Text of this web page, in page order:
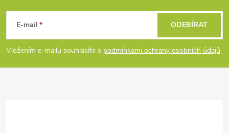
p
E-mail
Vložením e-mailu souhlasíte s podmínkami ochrany osobních údajů
ODEBÍRAT